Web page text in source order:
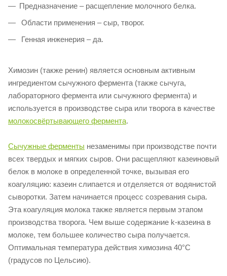
Предназначение – расщепление молочного белка.
Области применения – сыр, творог.
Генная инженерия – да.
Химозин (также ренин) является основным активным
ингредиентом сычужного фермента (также сычуга,
лабораторного фермента или сычужного фермента) и
используется в производстве сыра или творога в качестве
молокосвёртывающего фермента.
Сычужные ферменты незаменимы при производстве почти
всех твердых и мягких сыров. Они расщепляют казеиновый
белок в молоке в определенной точке, вызывая его
коагуляцию: казеин слипается и отделяется от водянистой
сыворотки. Затем начинается процесс созревания сыра.
Эта коагуляция молока также является первым этапом
производства творога. Чем выше содержание k-казеина в
молоке, тем большее количество сыра получается.
Оптимальная температура действия химозина 40°С
(градусов по Цельсию).